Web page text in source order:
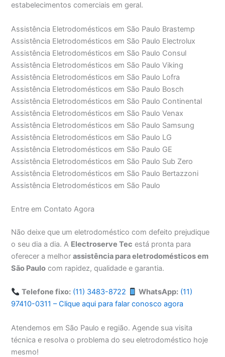
estabelecimentos comerciais em geral.
Assistência Eletrodomésticos em São Paulo Brastemp
Assistência Eletrodomésticos em São Paulo Electrolux
Assistência Eletrodomésticos em São Paulo Consul
Assistência Eletrodomésticos em São Paulo Viking
Assistência Eletrodomésticos em São Paulo Lofra
Assistência Eletrodomésticos em São Paulo Bosch
Assistência Eletrodomésticos em São Paulo Continental
Assistência Eletrodomésticos em São Paulo Venax
Assistência Eletrodomésticos em São Paulo Samsung
Assistência Eletrodomésticos em São Paulo LG
Assistência Eletrodomésticos em São Paulo GE
Assistência Eletrodomésticos em São Paulo Sub Zero
Assistência Eletrodomésticos em São Paulo Bertazzoni
Assistência Eletrodomésticos em São Paulo
Entre em Contato Agora
Não deixe que um eletrodoméstico com defeito prejudique
o seu dia a dia. A Electroserve Tec está pronta para
oferecer a melhorassistência para eletrodomésticos em
São Paulo com rapidez, qualidade e garantia.
Telefone fixo: (11) 3483-8722 WhatsApp: (11)
97410-0311 – Clique aqui para falar conosco agora
Atendemos em São Paulo e região. Agende sua visita
técnica e resolva o problema do seu eletrodoméstico hoje
mesmo!